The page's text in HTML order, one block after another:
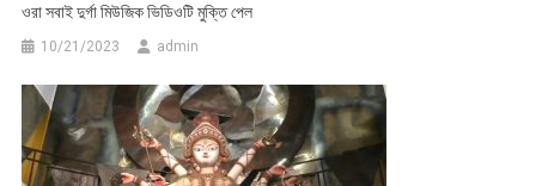
ওরা সবাই দুর্গা মিউজিক ভিডিওটি মুক্তি পেল
10/21/2023 admin